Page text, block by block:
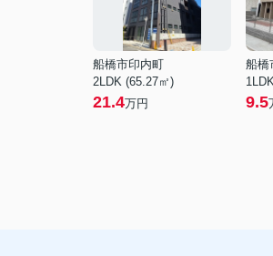
船橋市印内町
2LDK (65.27㎡)
21.4万円
船橋
9.5